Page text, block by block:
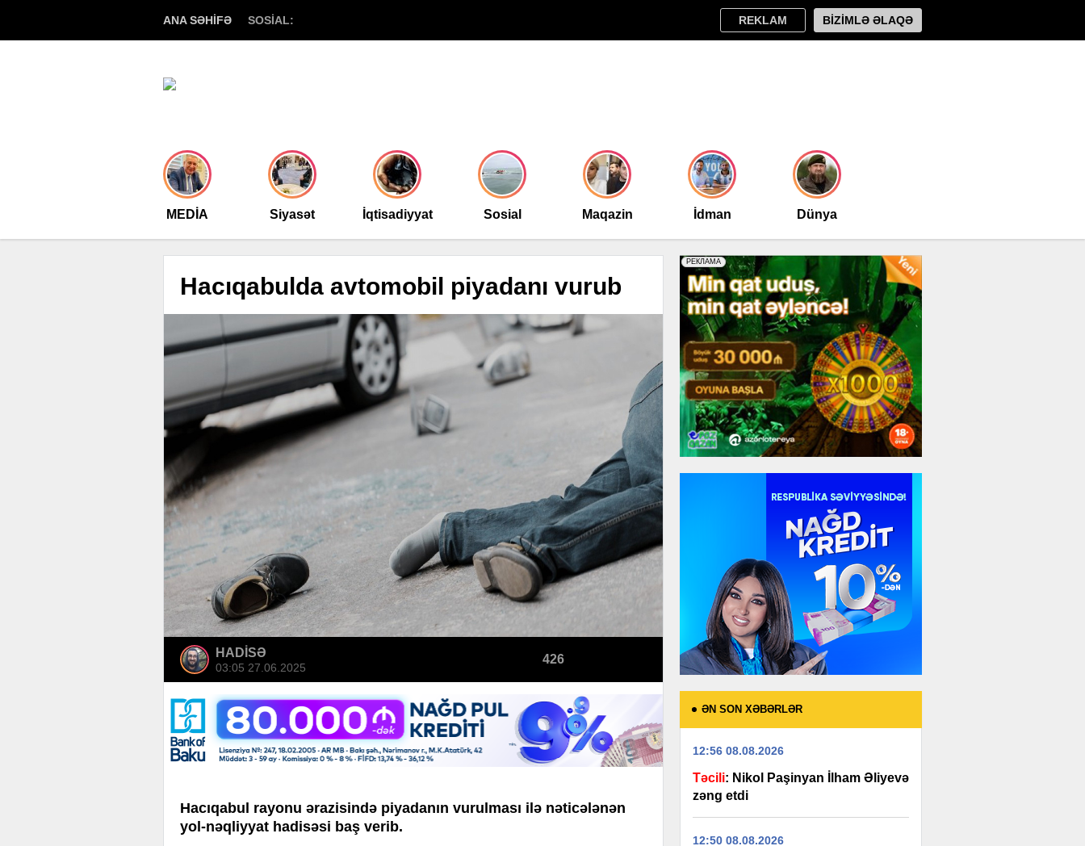
ANA SƏHİFƏ SOSİAL: REKLAM BİZİMLƏ ƏLAQƏ
MEDİA Siyasət İqtisadiyyat Sosial Maqazin İdman Dünya
Hacıqabulda avtomobil piyadanı vurub
HADİSƏ
03:05 27.06.2025
426
Hacıqabul rayonu ərazisində piyadanın vurulması ilə nəticələnən
yol-nəqliyyat hadisəsi baş verib.
ƏN SON XƏBƏRLƏR
12:56 08.08.2026
Təcili: Nikol Paşinyan İlham Əliyevə
zəng etdi
12:50 08.08.2026